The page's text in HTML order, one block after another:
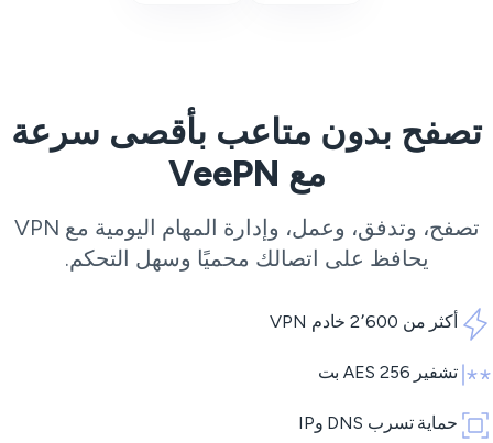
تصفح بدون متاعب بأقصى سرعة
مع VeePN
تصفح، وتدفق، وعمل، وإدارة المهام اليومية مع VPN
يحافظ على اتصالك محميًا وسهل التحكم.
أكثر من 2٬600 خادم VPN
تشفير AES 256 بت
حماية تسرب DNS وIP